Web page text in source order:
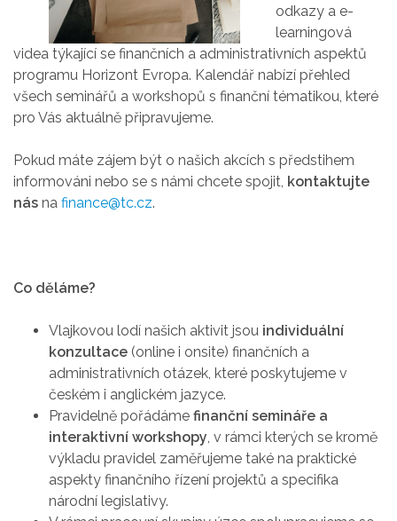
odkazy a e-
learningová
videa týkající se finančních a administrativních aspektů
programu Horizont Evropa. Kalendář nabízí přehled
všech seminářů a workshopů s finanční tématikou, které
pro Vás aktuálně připravujeme.
Pokud máte zájem být o našich akcích s předstihem
informováni nebo se s námi chcete spojit, kontaktujte
nás na finance@tc.cz.
Co děláme?
Vlajkovou lodí našich aktivit jsou individuální
konzultace (online i onsite) finančních a
administrativních otázek, které poskytujeme v
českém i anglickém jazyce.
Pravidelně pořádáme finanční semináře a
interaktivní workshopy, v rámci kterých se kromě
výkladu pravidel zaměřujeme také na praktické
aspekty finančního řízení projektů a specifika
národní legislativy.